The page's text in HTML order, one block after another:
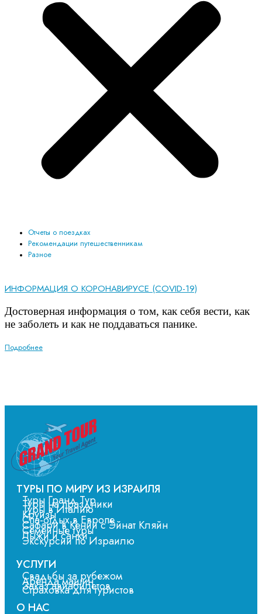
Отчеты о поездках
Рекомендации путешественникам
Разное
ИНФОРМАЦИЯ О КОРОНАВИРУСЕ (COVID-19)
Достоверная информация о том, как себя вести, как
не заболеть и как не поддаваться панике.
Подробнее
ТУРЫ ПО МИРУ ИЗ ИЗРАИЛЯ
Туры Гранд Тур
Туры на праздники
Туры в Италию
Круизы
Спа-отдых в Европе
Сафари в Кении с Эйнат Кляйн
Семейные туры
Лыжи и санки
Экскурсии по Израилю
УСЛУГИ
Свадьбы за рубежом
Аренда машин
Заказ авиабилетов
Страховка для туристов
О НАС